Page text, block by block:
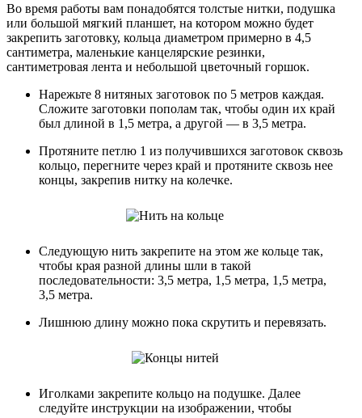
Во время работы вам понадобятся толстые нитки, подушка
или большой мягкий планшет, на котором можно будет
закрепить заготовку, кольца диаметром примерно в 4,5
сантиметра, маленькие канцелярские резинки,
сантиметровая лента и небольшой цветочный горшок.
Нарежьте 8 нитяных заготовок по 5 метров каждая.
Сложите заготовки пополам так, чтобы один их край
был длиной в 1,5 метра, а другой — в 3,5 метра.
Протяните петлю 1 из получившихся заготовок сквозь
кольцо, перегните через край и протяните сквозь нее
концы, закрепив нитку на колечке.
Следующую нить закрепите на этом же кольце так,
чтобы края разной длины шли в такой
последовательности: 3,5 метра, 1,5 метра, 1,5 метра,
3,5 метра.
Лишнюю длину можно пока скрутить и перевязать.
Иголками закрепите кольцо на подушке. Далее
следуйте инструкции на изображении, чтобы